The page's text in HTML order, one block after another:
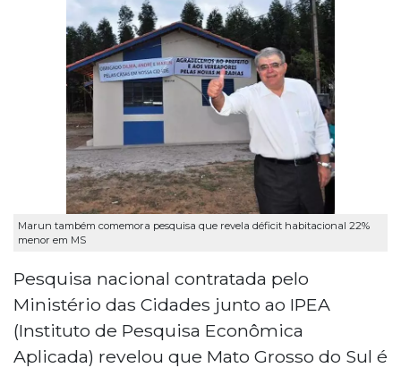
Marun também comemora pesquisa que revela déficit habitacional 22%
menor em MS
Pesquisa nacional contratada pelo
Ministério das Cidades junto ao IPEA
(Instituto de Pesquisa Econômica
Aplicada) revelou que Mato Grosso do Sul é